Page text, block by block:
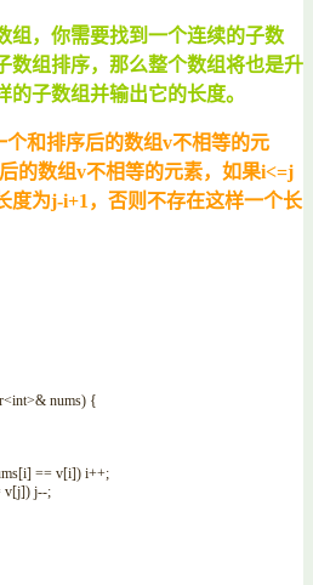
组，你需要找到一个连续的子数
数组排序，那么整个数组将也是升
子数组并输出它的长度。
和排序后的数组v不相等的元
的数组v不相等的元素，如果i<=j
度为j-i+1，否则不存在这样一个长
<int>& nums) {
[i] == v[i]) i++;
v[j]) j--;